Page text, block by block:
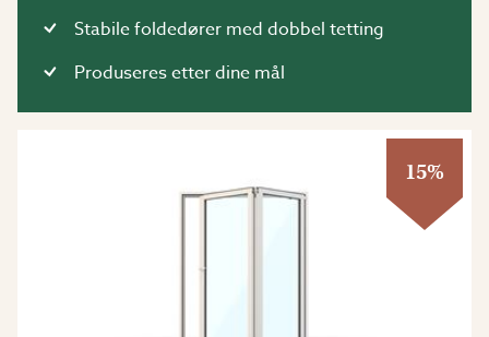
Stabile foldedører med dobbel tetting
Produseres etter dine mål
15%